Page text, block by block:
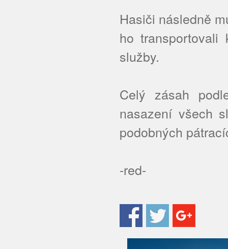
Hasiči následně
ho transportovali
služby.
Celý zásah
nasazení všech
podobných
-red-